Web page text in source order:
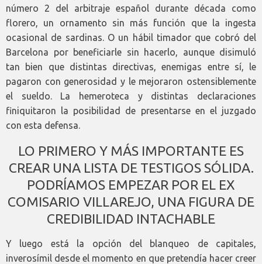
número 2 del arbitraje español durante década como
florero, un ornamento sin más función que la ingesta
ocasional de sardinas. O un hábil timador que cobró del
Barcelona por beneficiarle sin hacerlo, aunque disimuló
tan bien que distintas directivas, enemigas entre sí, le
pagaron con generosidad y le mejoraron ostensiblemente
el sueldo. La hemeroteca y distintas declaraciones
finiquitaron la posibilidad de presentarse en el juzgado
con esta defensa.
LO PRIMERO Y MÁS IMPORTANTE ES
CREAR UNA LISTA DE TESTIGOS SÓLIDA.
PODRÍAMOS EMPEZAR POR EL EX
COMISARIO VILLAREJO, UNA FIGURA DE
CREDIBILIDAD INTACHABLE
Y luego está la opción del blanqueo de capitales,
inverosímil desde el momento en que pretendía hacer creer